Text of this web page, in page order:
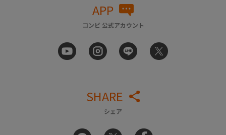
APP
コンビ 公式アカウント
SHARE
シェア